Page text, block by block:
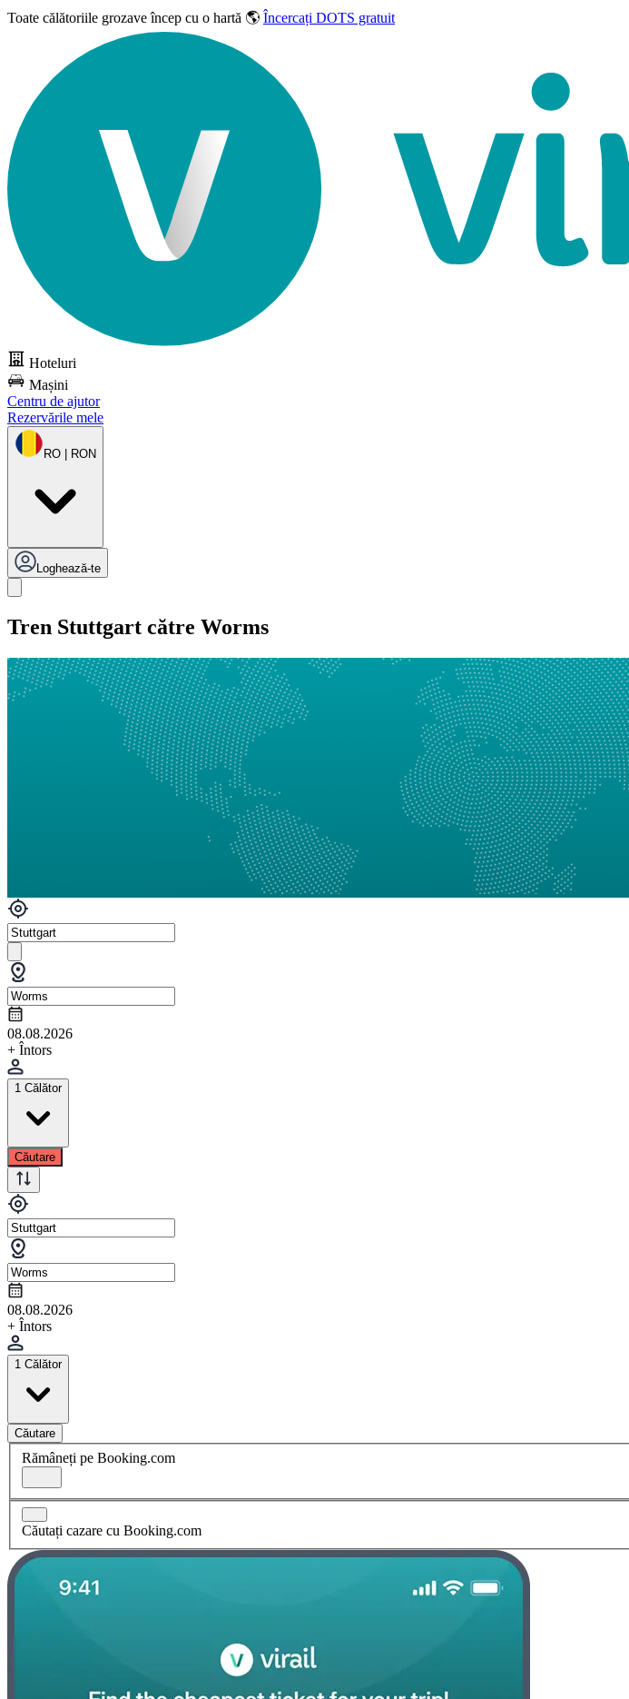
Toate călătoriile grozaveîncep cu o hartă 🌎 Încercați DOTS gratuit
Hoteluri
Mașini
Centru de ajutor
Rezervările mele
RO | RON
Loghează-te
Tren Stuttgart către Worms
08.08.2026
+ Întors
1 Călător
Căutare
08.08.2026
+ Întors
1 Călător
Căutare
Rămâneți pe Booking.com
Căutați cazare cu Booking.com